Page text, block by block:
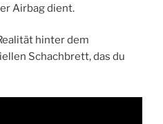
Airbag dient.
hinter dem
Schachbrett, das du